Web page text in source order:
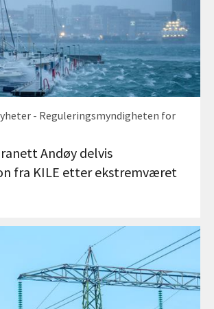
- Reguleringsmyndigheten for
Andøy delvis
fra KILE etter ekstremværet